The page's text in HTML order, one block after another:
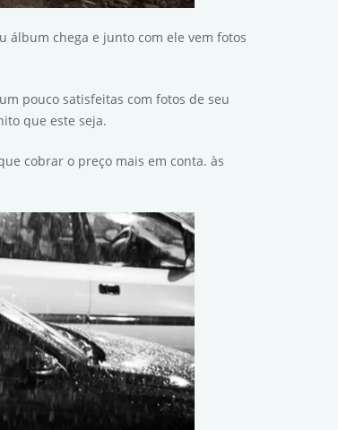
álbum chega e junto com ele vem fotos
pouco satisfeitas com fotos de seu
que este seja.
cobrar o preço mais em conta. às